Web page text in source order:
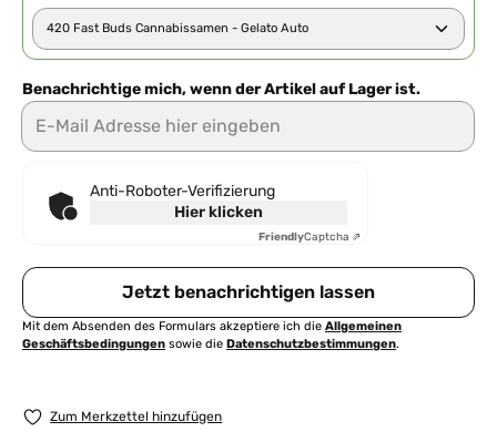
Benachrichtige mich, wenn der Artikel auf Lager ist.
E-Mail Adresse hier eingeben
Anti-Roboter-Verifizierung
Hier klicken
FriendlyCaptcha ⇗
Jetzt benachrichtigen lassen
Mit dem Absenden des Formulars akzeptiere ich die Allgemeinen
Geschäftsbedingungen sowie die Datenschutzbestimmungen.
Zum Merkzettel hinzufügen